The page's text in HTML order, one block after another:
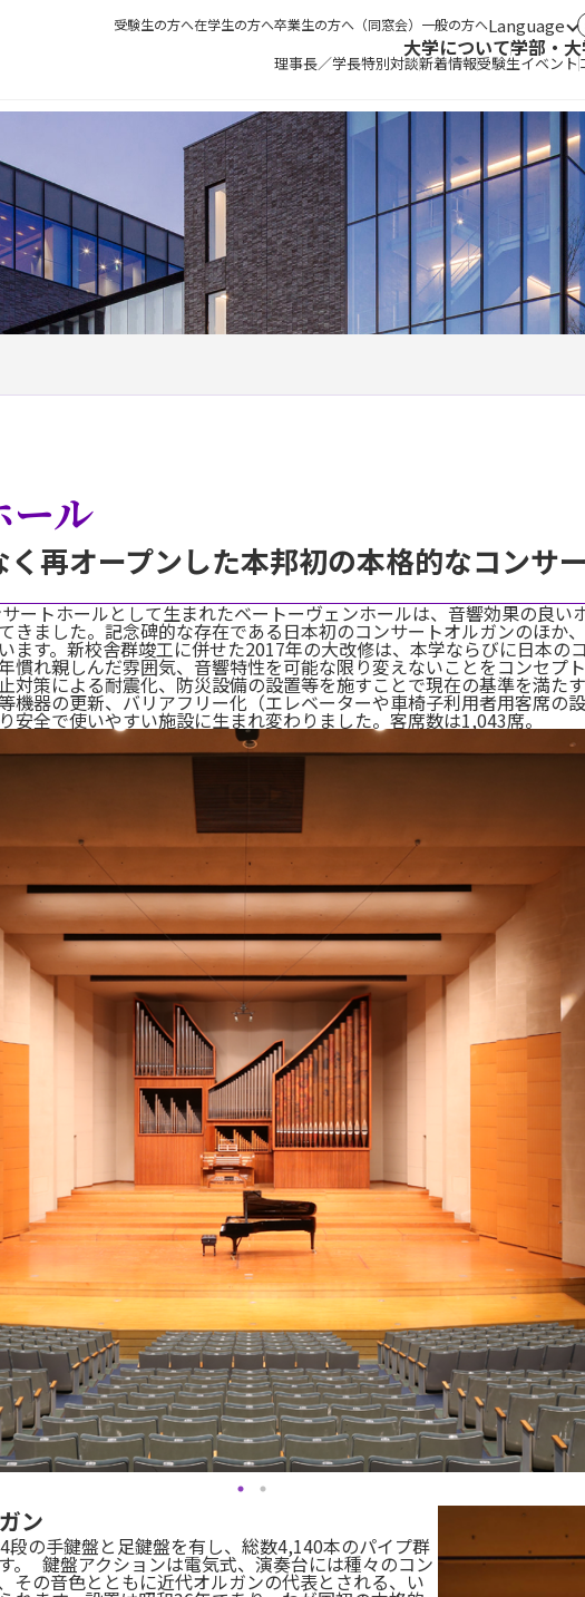
受験生の方へ在学生の方へ卒業生の方へ（同窓会） 一般の方へ言語切替
大学について学部・
理事長／学長特別対談新着情報受験生イベント
ール
再オープンした本邦初の本格的なコンサ
ートホールとして生まれたベートーヴェンホールは、音響効果の良い
きました。記念碑的な存在である日本初のコンサートオルガンのほか
ます。新校舎群竣工に併せた2017年の大改修は、本学ならびに日本の
慣れ親しんだ雰囲気、音響特性を可能な限り変えないことをコンセプ
対策による耐震化、防災設備の設置等を施すことで現在の基準を満た
機器の更新、バリアフリー化（エレベーターや車椅子利用者用客席の
安全で使いやすい施設に生まれ変わりました。客席数は1,043席。
ン
の手鍵盤と足鍵盤を有し、総数4,140本のパイプ群
。 鍵盤アクションは電気式、演奏台には種々のコン
その音色とともに近代オルガンの代表とされる、い